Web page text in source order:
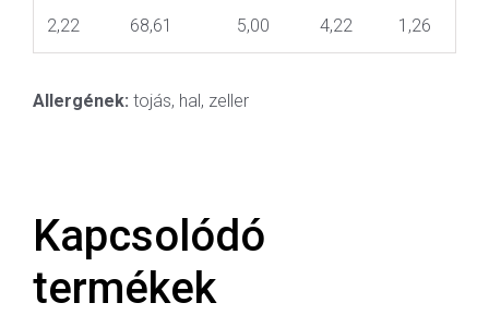
2,22 68,61 5,00 4,22 1,26
Allergének: tojás, hal, zeller
Kapcsolódó
termékek